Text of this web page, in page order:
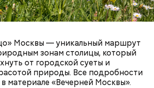
Москвы — уникальный маршрут
зонам столицы, который
от городской суеты и
природы. Все подробности
материале «Вечерней Москвы».
пруды